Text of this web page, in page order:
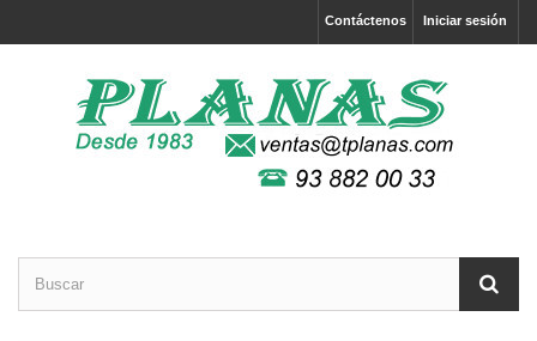
Iniciar sesión
Contáctenos